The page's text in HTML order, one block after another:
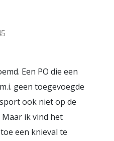
Een PO die een
geen toegevoegde
ook niet op de
Maar ik vind het
een knieval te